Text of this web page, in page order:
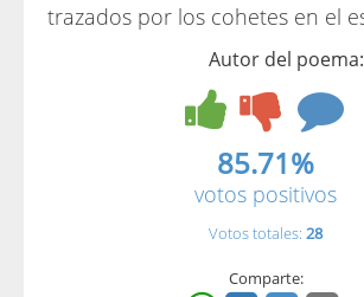
trazados por los cohetes en el
Autor del poema:
85.71%
votos positivos
Votos totales: 28
Comparte: